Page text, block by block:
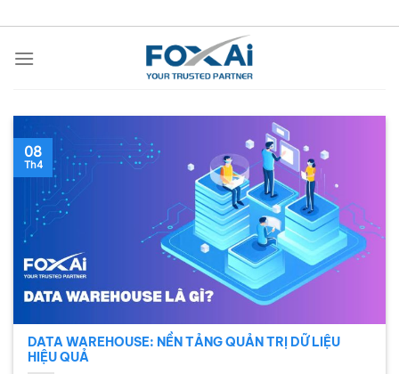
đến
nội
DATA WAREHOUSE: NỀN TẢNG QUẢN TRỊ DỮ LIỆU
HIỆU QUẢ
08
Th4